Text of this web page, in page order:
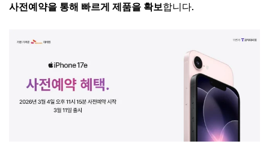
사전예약을 통해 빠르게 제품을 확보합니다.